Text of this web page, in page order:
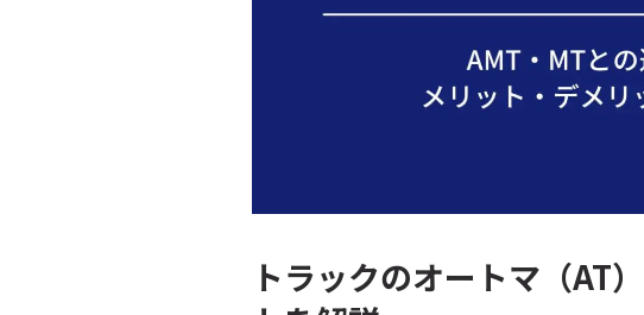
トラックのオートマ（AT